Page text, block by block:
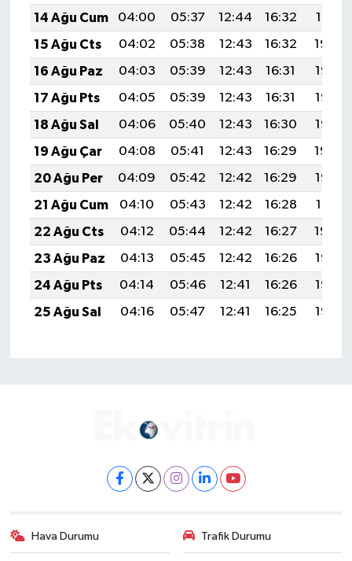
14 Ağu Cum
04:00 05:37 12:44 16:32
19:41
15 Ağu Cts
04:02 05:38 12:43 16:32
19:39
16 Ağu Paz
04:03 05:39 12:43 16:31
19:38
17 Ağu Pts
04:05 05:39 12:43 16:31
19:37
18 Ağu Sal
04:06 05:40 12:43 16:30
19:35
19 Ağu Çar
04:08 05:41 12:43 16:29
19:34
20 Ağu Per
04:09 05:42 12:42 16:29
19:32
21 Ağu Cum
04:10 05:43 12:42 16:28
19:31
22 Ağu Cts
04:12 05:44 12:42 16:27
19:29
23 Ağu Paz
04:13 05:45 12:42 16:26
19:28
24 Ağu Pts
04:14 05:46 12:41 16:26
19:26
25 Ağu Sal
04:16 05:47 12:41 16:25 19:25
Hava Durumu Trafik Durumu